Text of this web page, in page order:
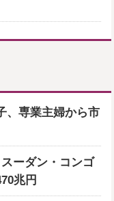
、専業主婦から市
ーダン・コンゴ
兆円